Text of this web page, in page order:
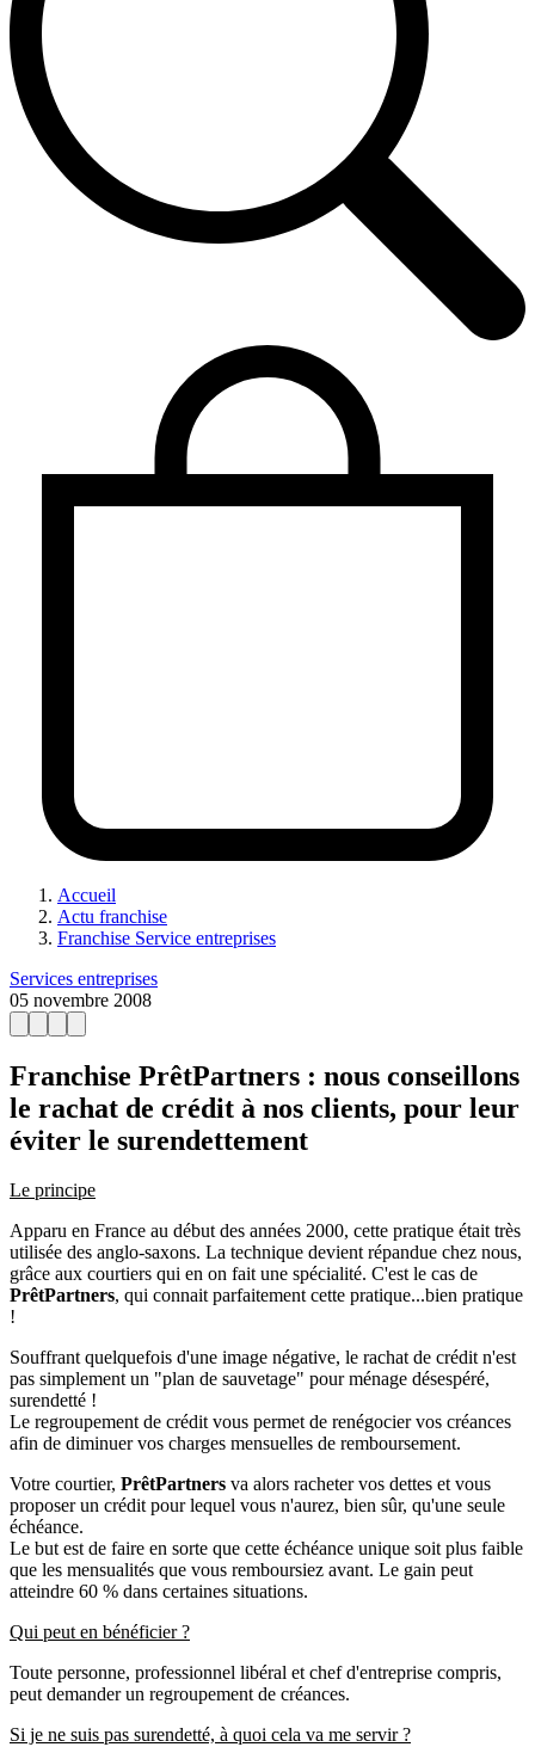
Accueil
Actu franchise
Franchise Service entreprises
Services entreprises
05 novembre 2008
Franchise PrêtPartners : nous conseillons
le rachat de crédit à nos clients, pour leur
éviter le surendettement
Le principe
Apparu en France au début des années 2000, cette pratique était très
utilisée des anglo-saxons. La technique devient répandue chez nous,
grâce aux courtiers qui en on fait une spécialité. C'est le cas de
PrêtPartners, qui connait parfaitement cette pratique...bien pratique
!
Souffrant quelquefois d'une image négative, le rachat de crédit n'est
pas simplement un "plan de sauvetage" pour ménage désespéré,
surendetté !
Le regroupement de crédit vous permet de renégocier vos créances
afin de diminuer vos charges mensuelles de remboursement.
Votre courtier, PrêtPartners va alors racheter vos dettes et vous
proposer un crédit pour lequel vous n'aurez, bien sûr, qu'une seule
échéance.
Le but est de faire en sorte que cette échéance unique soit plus faible
que les mensualités que vous remboursiez avant. Le gain peut
atteindre 60 % dans certaines situations.
Qui peut en bénéficier ?
Toute personne, professionnel libéral et chef d'entreprise compris,
peut demander un regroupement de créances.
Si je ne suis pas surendetté, à quoi cela va me servir ?